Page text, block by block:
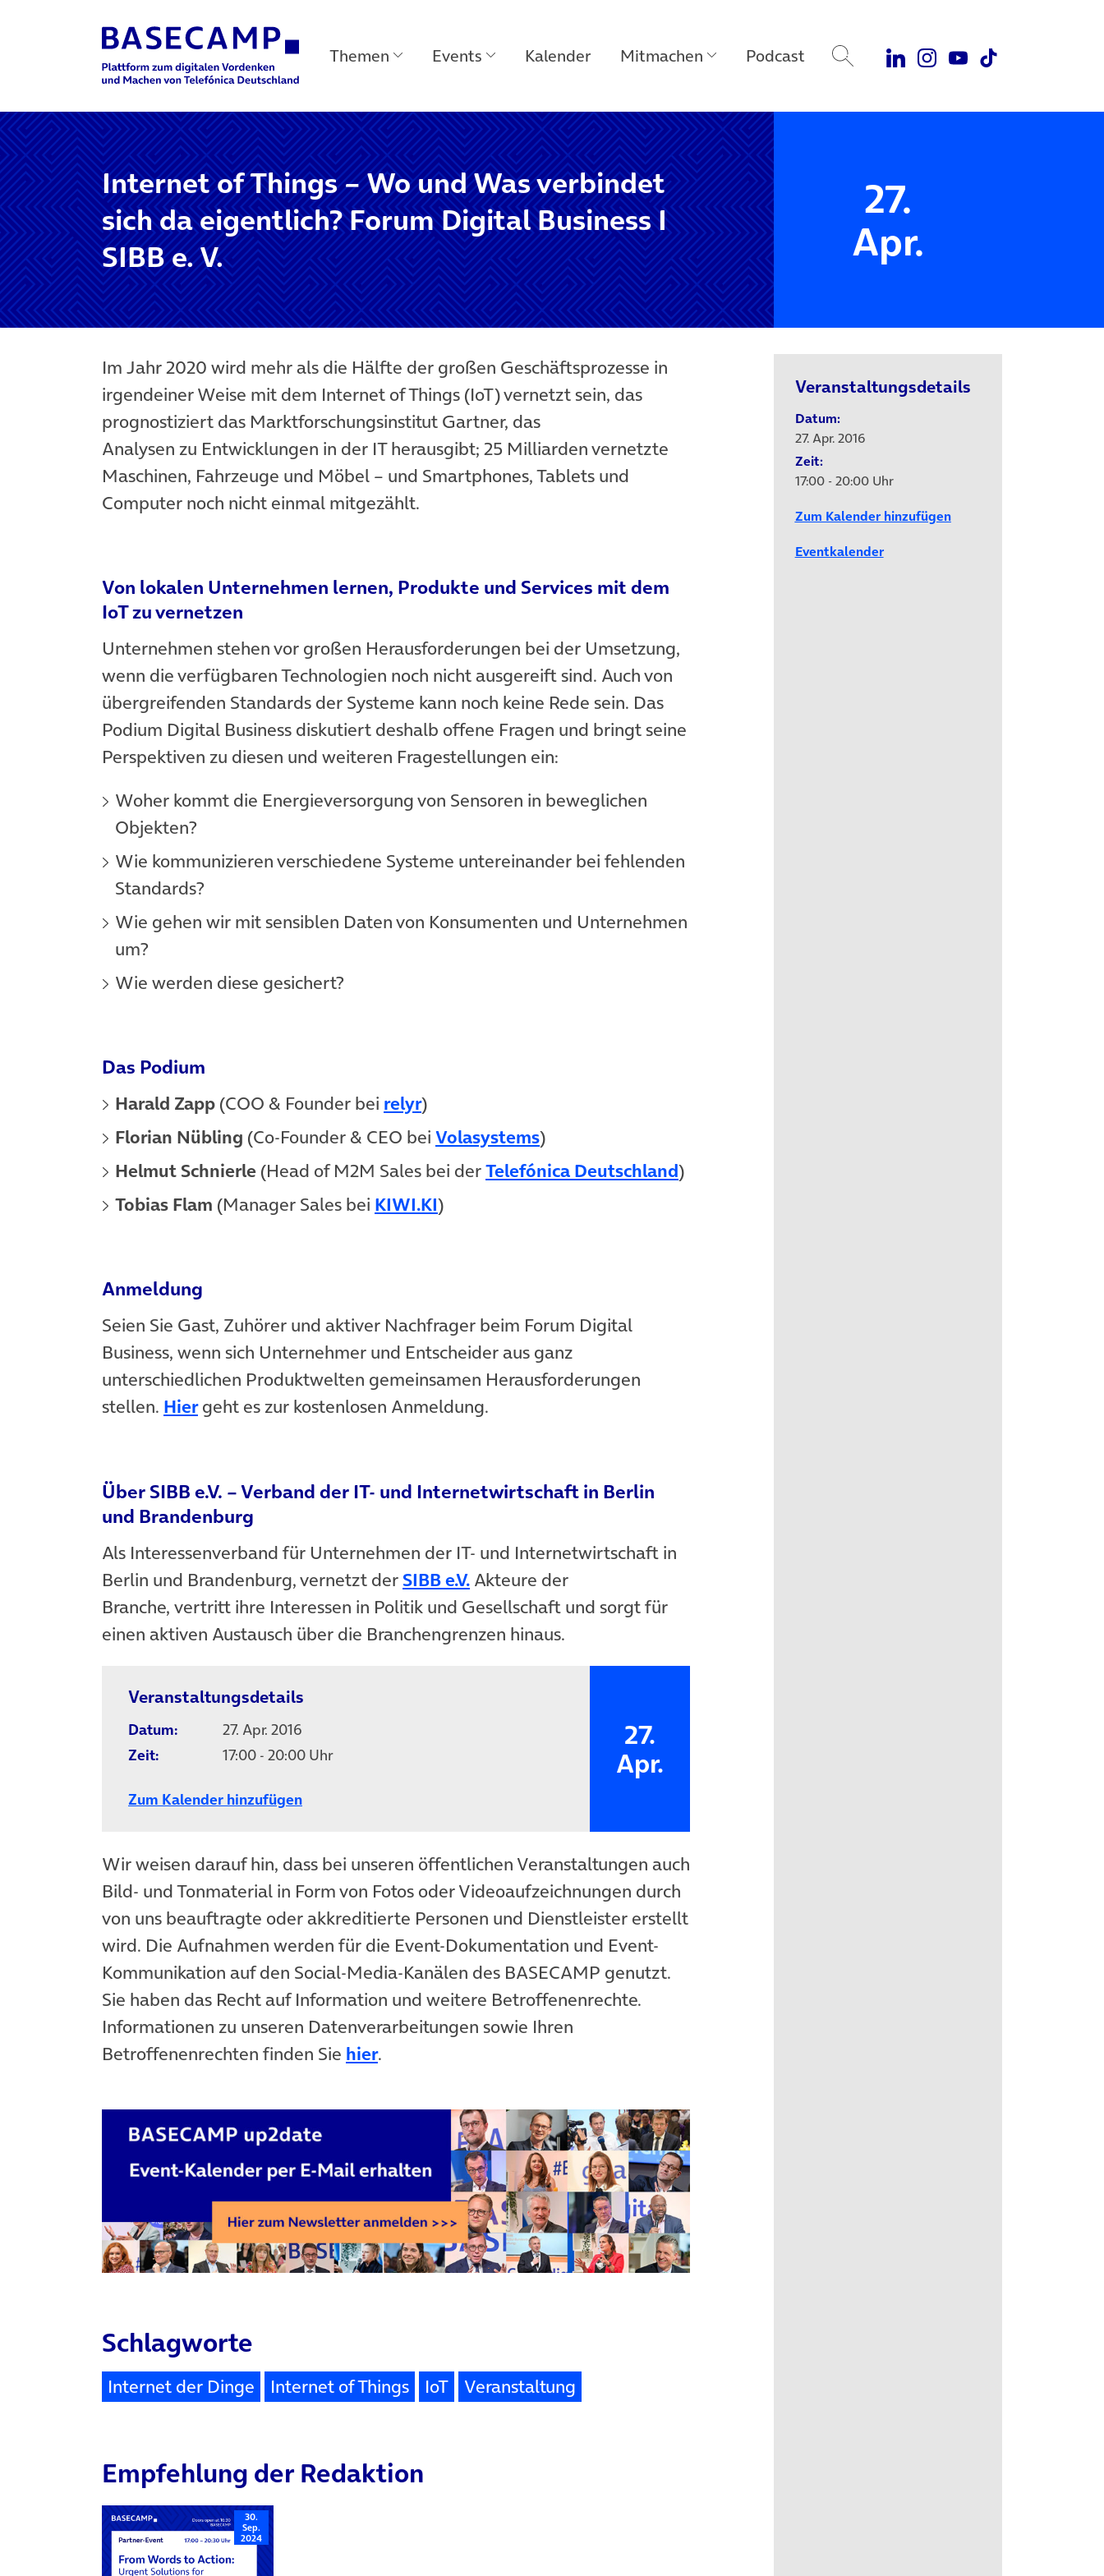
Main Navigation Themen Events Kalender Mitmachen Podcast
Internet of Things – Wo und Was verbindet
sich da eigentlich? Forum Digital Business I
SIBB e. V.
27.
Apr.
Im Jahr 2020 wird mehr als die Hälfte der großen Geschäftsprozesse in
irgendeiner Weise mit dem Internet of Things (IoT) vernetzt sein, das
prognostiziert das Marktforschungsinstitut Gartner, das
Analysen zu Entwicklungen in der IT herausgibt; 25 Milliarden vernetzte
Maschinen, Fahrzeuge und Möbel – und Smartphones, Tablets und
Computer noch nicht einmal mitgezählt.
Von lokalen Unternehmen lernen, Produkte und Services mit dem
IoT zu vernetzen
Unternehmen stehen vor großen Herausforderungen bei der Umsetzung,
wenn die verfügbaren Technologien noch nicht ausgereift sind. Auch von
übergreifenden Standards der Systeme kann noch keine Rede sein. Das
Podium Digital Business diskutiert deshalb offene Fragen und bringt seine
Perspektiven zu diesen und weiteren Fragestellungen ein:
Woher kommt die Energieversorgung von Sensoren in beweglichen
Objekten?
Wie kommunizieren verschiedene Systeme untereinander bei fehlenden
Standards?
Wie gehen wir mit sensiblen Daten von Konsumenten und Unternehmen
um?
Wie werden diese gesichert?
Das Podium
Harald Zapp (COO & Founder bei relyr)
Florian Nübling (Co-Founder & CEO bei Volasystems)
Helmut Schnierle (Head of M2M Sales bei derTelefónica Deutschland)
Tobias Flam (Manager Sales bei KIWI.KI)
Anmeldung
Seien Sie Gast, Zuhörer und aktiver Nachfrager beim Forum Digital
Business, wenn sich Unternehmer und Entscheider aus ganz
unterschiedlichen Produktwelten gemeinsamen Herausforderungen
stellen. Hiergeht es zur kostenlosen Anmeldung.
Über SIBB e.V. – Verband der IT- und Internetwirtschaft in Berlin
und Brandenburg
Als Interessenverband für Unternehmen der IT- und Internetwirtschaft in
Berlin und Brandenburg, vernetzt der SIBB e.V. Akteure der
Branche, vertritt ihre Interessen in Politik und Gesellschaft und sorgt für
einen aktiven Austausch über die Branchengrenzen hinaus.
Veranstaltungsdetails
Datum:
27. Apr. 2016
Zeit:
17:00 - 20:00 Uhr
Zum Kalender hinzufügen
27.
Apr.
Wir weisen darauf hin, dass bei unseren öffentlichen Veranstaltungen auch
Bild- und Tonmaterial in Form von Fotos oder Videoaufzeichnungen durch
von uns beauftragte oder akkreditierte Personen und Dienstleister erstellt
wird. Die Aufnahmen werden für die Event-Dokumentation und Event-
Kommunikation auf den Social-Media-Kanälen des BASECAMP genutzt.
Sie haben das Recht auf Information und weitere Betroffenenrechte.
Informationen zu unseren Datenverarbeitungen sowie Ihren
Betroffenenrechten finden Sie hier.
Schlagworte
Internet der Dinge Internet of Things IoT Veranstaltung
Empfehlung der Redaktion
30.
Sep.
2024
Veranstaltungsdetails
Datum:
27. Apr. 2016
Zeit:
17:00 - 20:00 Uhr
Zum Kalender hinzufügen
Eventkalender